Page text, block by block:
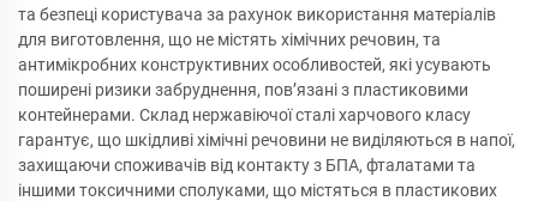
та безпеці користувача за рахунок використання матеріалів
для виготовлення, що не містять хімічних речовин, та
антимікробних конструктивних особливостей, які усувають
поширені ризики забруднення, пов’язані з пластиковими
контейнерами. Склад нержавіючої сталі харчового класу
гарантує, що шкідливі хімічні речовини не виділяються в напої,
захищаючи споживачів від контакту з БПА, фталатами та
іншими токсичними сполуками, що містяться в пластикових